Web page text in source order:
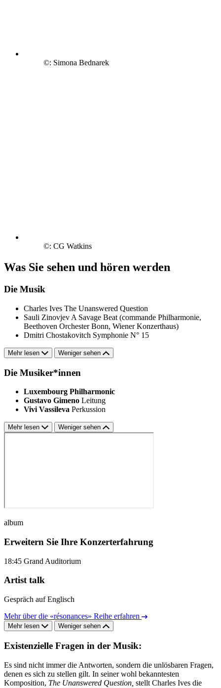
©: Simona Bednarek
©: CG Watkins
Was Sie sehen und hören werden
Die Musik
Charles Ives The Unanswered Question
Sauli Zinovjev A Savage Beat (commande Philharmonie,
Beethoven Orchester Bonn, Wiener Konzerthaus)
Dmitri Chostakovitch Symphonie N° 15
Mehr lesen Weniger sehen
Die Musiker*innen
Luxembourg Philharmonic
Gustavo Gimeno Leitung
Vivi Vassileva Perkussion
Mehr lesen Weniger sehen
album
Erweitern Sie Ihre Konzerterfahrung
18:45 Grand Auditorium
Artist talk
Gespräch auf Englisch
Mehr über die «résonances» Reihe erfahren
Mehr lesen Weniger sehen
Existenzielle Fragen in der Musik:
Es sind nicht immer die Antworten, sondern die unlösbaren Fragen,
denen es sich zu stellen gilt. In seiner wohl bekanntesten
Komposition, The Unanswered Question, stellt Charles Ives die